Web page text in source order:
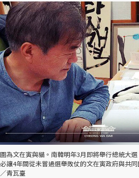
圖為文在寅與貓。南韓明年3月即將舉行總統大
必讓4年間從未嘗過選舉敗仗的文在寅政府與共
／青瓦臺